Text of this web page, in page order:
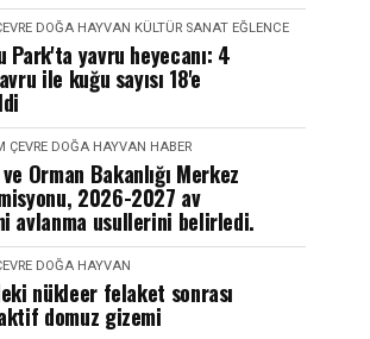
DOĞA HAYVAN KÜLTÜR SANAT EĞLENCE
Park'ta yavru heyecanı: 4
ile kuğu sayısı 18'e
ÇEVRE DOĞA HAYVAN HABER
ve Orman Bakanlığı Merkez
2026-2027 av
avlanma usullerini belirledi.
DOĞA HAYVAN
nükleer felaket sonrası
domuz gizemi